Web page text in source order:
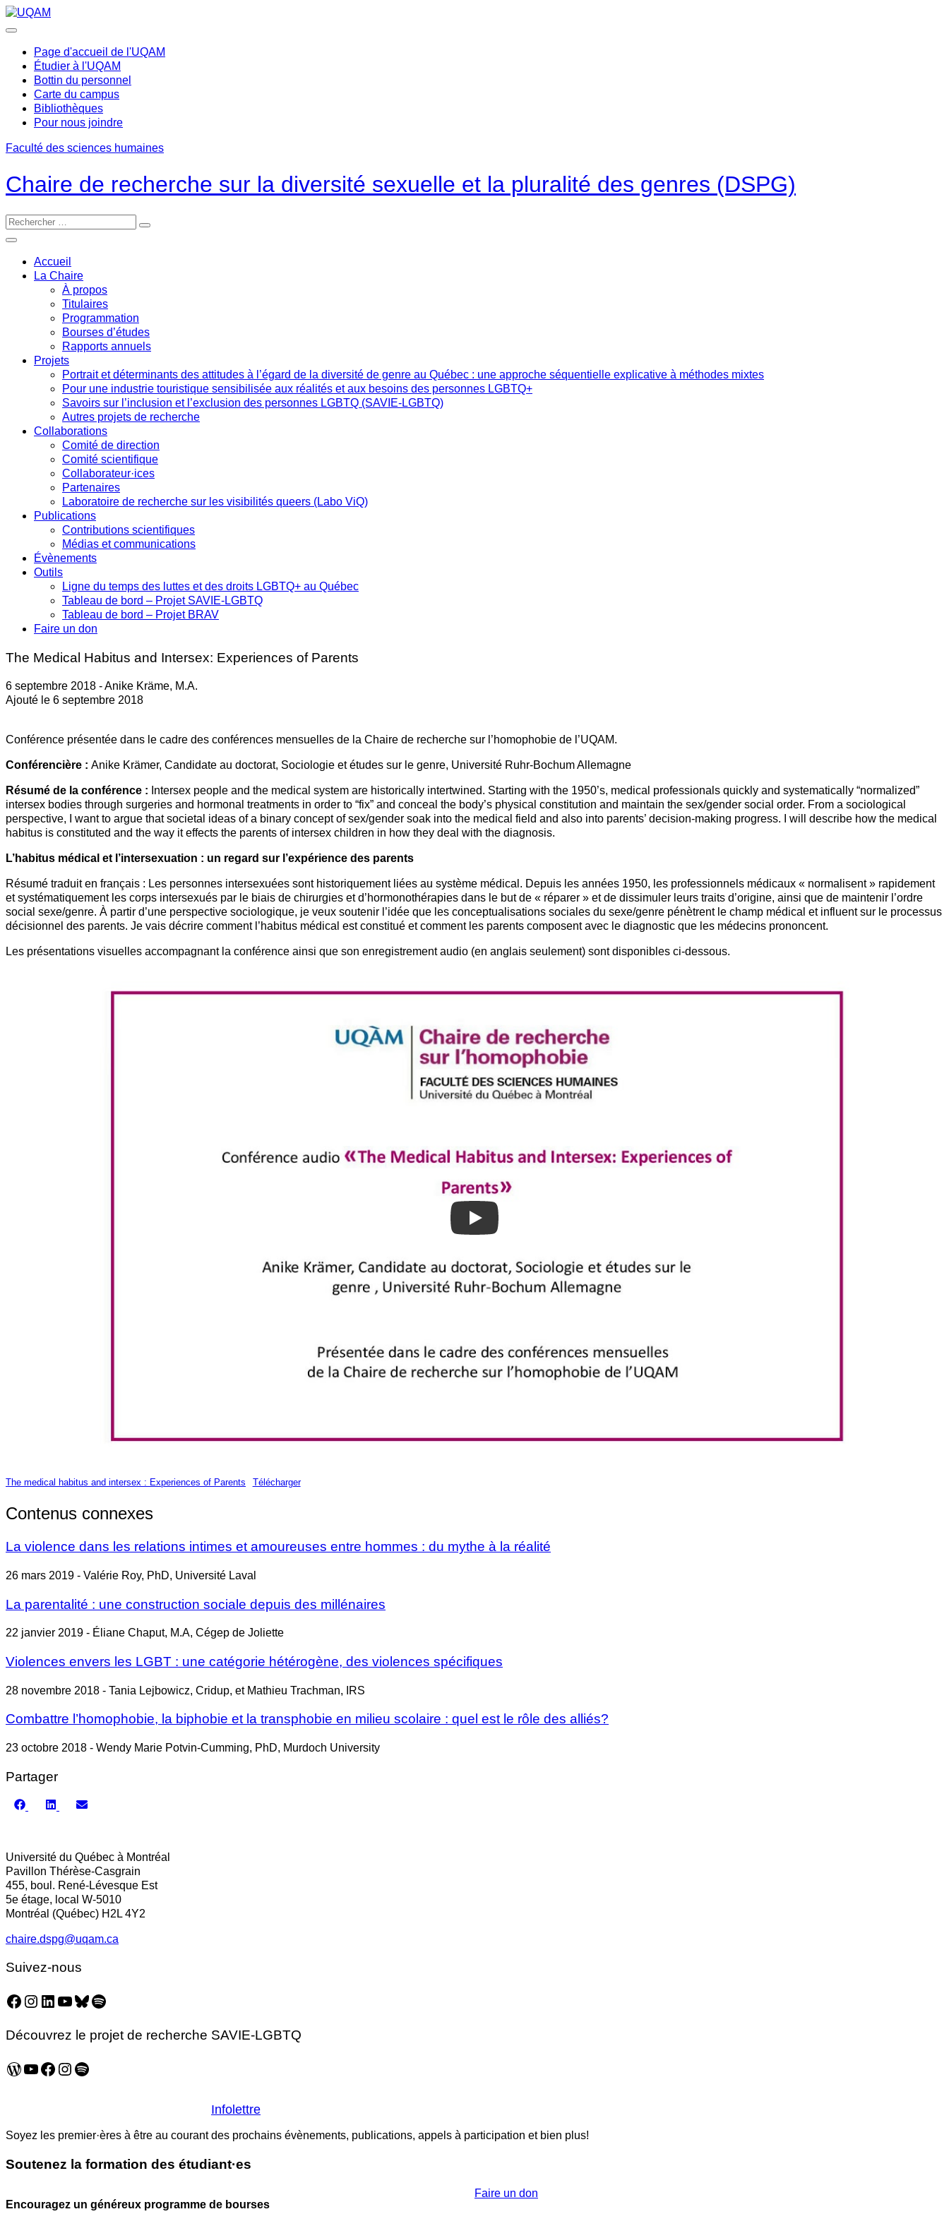
Passer
au
Page d'accueil de l'UQAM
Étudier à l'UQAM
Bottin du personnel
Carte du campus
Bibliothèques
Pour nous joindre
Faculté des sciences humaines
Chaire de recherche sur la diversité sexuelle et la pluralité des genres (DSPG)
Accueil
La Chaire
À propos
Titulaires
Programmation
Bourses d’études
Rapports annuels
Projets
Portrait et déterminants des attitudes à l’égard de la diversité de genre au Québec : une approche séquentielle explicative à méthodes mixtes
Pour une industrie touristique sensibilisée aux réalités et aux besoins des personnes LGBTQ+
Savoirs sur l’inclusion et l’exclusion des personnes LGBTQ (SAVIE-LGBTQ)
Autres projets de recherche
Collaborations
Comité de direction
Comité scientifique
Collaborateur·ices
Partenaires
Laboratoire de recherche sur les visibilités queers (Labo ViQ)
Publications
Contributions scientifiques
Médias et communications
Évènements
Outils
Ligne du temps des luttes et des droits LGBTQ+ au Québec
Tableau de bord – Projet SAVIE-LGBTQ
Tableau de bord – Projet BRAV
Faire un don
The Medical Habitus and Intersex: Experiences of Parents
6 septembre 2018 - Anike Kräme, M.A.
Ajouté le 6 septembre 2018
Conférence présentée dans le cadre des conférences mensuelles de la Chaire de recherche sur l’homophobie de l’UQAM.
Conférencière : Anike Krämer, Candidate au doctorat, Sociologie et études sur le genre, Université Ruhr-Bochum Allemagne
Résumé de la conférence : Intersex people and the medical system are historically intertwined. Starting with the 1950’s, medical professionals quickly and systematically “normalized”
intersex bodies through surgeries and hormonal treatments in order to “fix” and conceal the body’s physical constitution and maintain the sex/gender social order. From a sociological
perspective, I want to argue that societal ideas of a binary concept of sex/gender soak into the medical field and also into parents’ decision-making progress. I will describe how the medical
habitus is constituted and the way it effects the parents of intersex children in how they deal with the diagnosis.
L’habitus médical et l’intersexuation : un regard sur l’expérience des parents
Résumé traduit en français : Les personnes intersexuées sont historiquement liées au système médical. Depuis les années 1950, les professionnels médicaux « normalisent » rapidement
et systématiquement les corps intersexués par le biais de chirurgies et d’hormonothérapies dans le but de « réparer » et de dissimuler leurs traits d’origine, ainsi que de maintenir l’ordre
social sexe/genre. À partir d’une perspective sociologique, je veux soutenir l’idée que les conceptualisations sociales du sexe/genre pénètrent le champ médical et influent sur le processus
décisionnel des parents. Je vais décrire comment l’habitus médical est constitué et comment les parents composent avec le diagnostic que les médecins prononcent.
Les présentations visuelles accompagnant la conférence ainsi que son enregistrement audio (en anglais seulement) sont disponibles ci-dessous.
Play
The medical habitus and intersex : Experiences of Parents Télécharger
Contenus connexes
La violence dans les relations intimes et amoureuses entre hommes : du mythe à la réalité
26 mars 2019 - Valérie Roy, PhD, Université Laval
La parentalité : une construction sociale depuis des millénaires
22 janvier 2019 - Éliane Chaput, M.A, Cégep de Joliette
Violences envers les LGBT : une catégorie hétérogène, des violences spécifiques
28 novembre 2018 - Tania Lejbowicz, Cridup, et Mathieu Trachman, IRS
Combattre l’homophobie, la biphobie et la transphobie en milieu scolaire : quel est le rôle des alliés?
23 octobre 2018 - Wendy Marie Potvin-Cumming, PhD, Murdoch University
Partager
Share
ShareShare
Université du Québec à Montréal
Pavillon Thérèse-Casgrain
455, boul. René-Lévesque Est
5e étage, local W-5010
Montréal (Québec) H2L 4Y2
chaire.dspg@uqam.ca
Suivez-nous
Facebook
Instagram
LinkedIn
YouTube
Bluesky
Spotify
Découvrez le projet de recherche SAVIE-LGBTQ
WordPress
YouTube
Facebook
Instagram
Spotify
Infolettre
Soyez les premier·ères à être au courant des prochains évènements, publications, appels à participation et bien plus!
Soutenez la formation des étudiant·es
Encouragez un généreux programme de bourses
Faire un don